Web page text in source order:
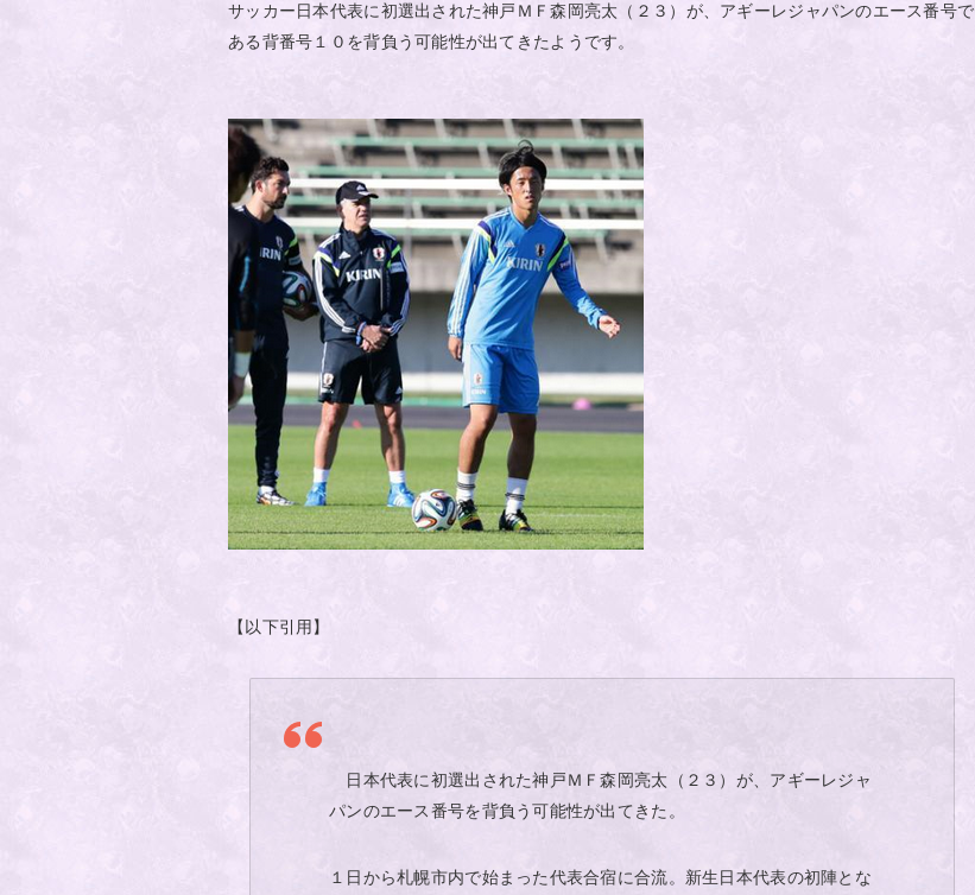
サッカー日本代表に初選出された神戸ＭＦ森岡亮太（２３）が、アギーレジャパンのエース番号で
ある背番号１０を背負う可能性が出てきたようです。
【以下引用】
日本代表に初選出された神戸ＭＦ森岡亮太（２３）が、アギーレジャ
パンのエース番号を背負う可能性が出てきた。
１日から札幌市内で始まった代表合宿に合流。新生日本代表の初陣とな